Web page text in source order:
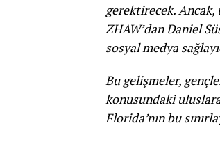
gerektirecek. Ancak,
ZHAW’dan Daniel
sosyal medya
Bu gelişmeler,
konusundaki
Florida’nın bu